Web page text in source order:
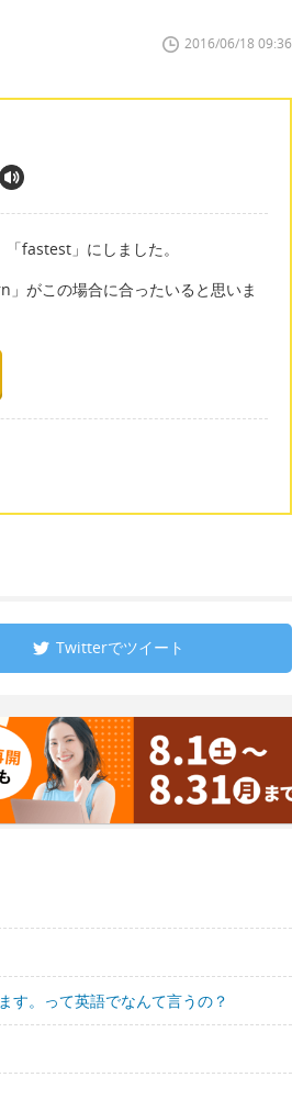
2016/06/18 09:36
fastest」にしました。
がこの場合に合ったいると思いま
Twitterでツイート
す。って英語でなんて言うの？